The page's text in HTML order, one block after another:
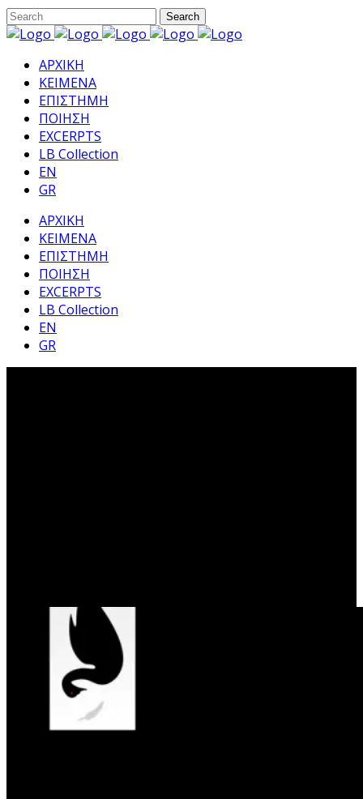
ΑΡΧΙΚΗ
ΚΕΙΜΕΝΑ
ΕΠΙΣΤΗΜΗ
ΠΟΙΗΣΗ
EXCERPTS
LB Collection
EN
GR
ΑΡΧΙΚΗ
ΚΕΙΜΕΝΑ
ΕΠΙΣΤΗΜΗ
ΠΟΙΗΣΗ
EXCERPTS
LB Collection
EN
GR